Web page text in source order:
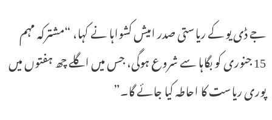
جے ڈی یو کے ریاستی صدر امیش کشواہا نے کہا، “مشترکہ مہم
15 جنوری کو بگاہا سے شروع ہوگی، جس میں اگلے چھ ہفتوں میں
پوری ریاست کا احاطہ کیا جائے گا۔”